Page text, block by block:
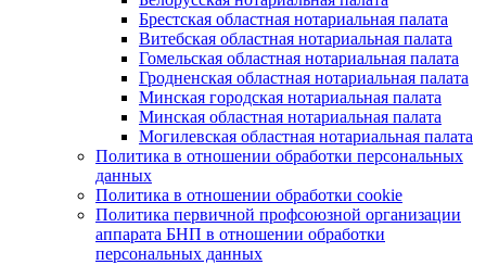
Брестская областная нотариальная палата
Витебская областная нотариальная палата
Гомельская областная нотариальная палата
Гродненская областная нотариальная палата
Минская городская нотариальная палата
Минская областная нотариальная палата
Могилевская областная нотариальная палата
Политика в отношении обработки персональных
данных
Политика в отношении обработки cookie
Политика первичной профсоюзной организации
аппарата БНП в отношении обработки
персональных данных